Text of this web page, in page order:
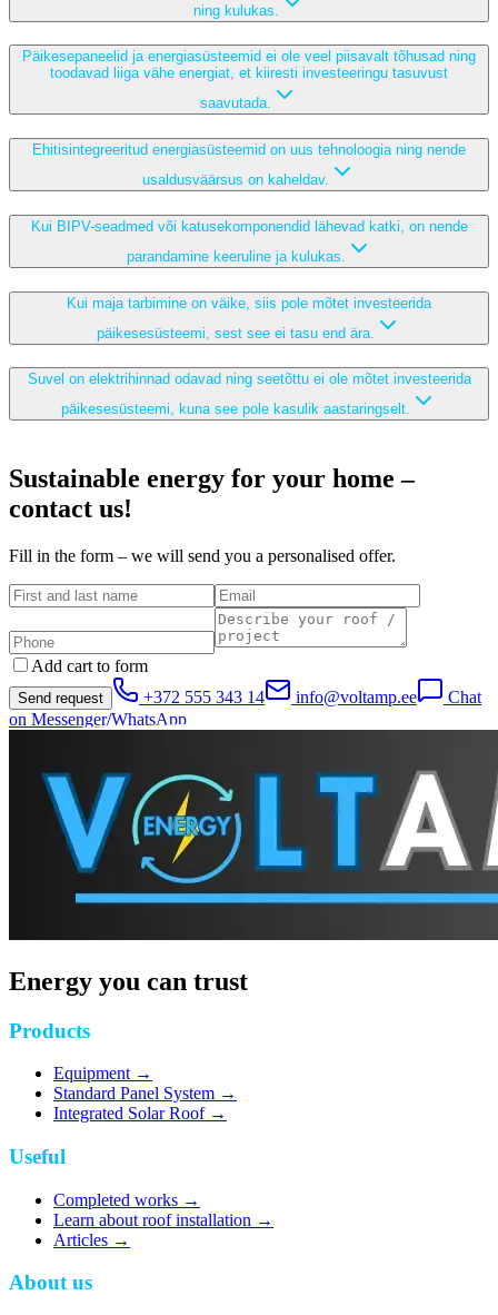
ning kulukas.
Päikesepaneelid ja energiasüsteemid ei ole veel piisavalt tõhusad ning
toodavad liiga vähe energiat, et kiiresti investeeringu tasuvust
saavutada.
Ehitisintegreeritud energiasüsteemid on uus tehnoloogia ning nende
usaldusväärsus on kaheldav.
Kui BIPV-seadmed või katusekomponendid lähevad katki, on nende
parandamine keeruline ja kulukas.
Kui maja tarbimine on väike, siis pole mõtet investeerida
päikesesüsteemi, sest see ei tasu end ära.
Suvel on elektrihinnad odavad ning seetõttu ei ole mõtet investeerida
päikesesüsteemi, kuna see pole kasulik aastaringselt.
Sustainable energy for your home –
contact us!
Fill in the form – we will send you a personalised offer.
Add cart to form
Send request +372 555 343 14 info@voltamp.ee
Chat
on Messenger/WhatsApp
Energy you can trust
Products
Equipment →
Standard Panel System →
Integrated Solar Roof →
Useful
Completed works →
Learn about roof installation →
Articles →
About us